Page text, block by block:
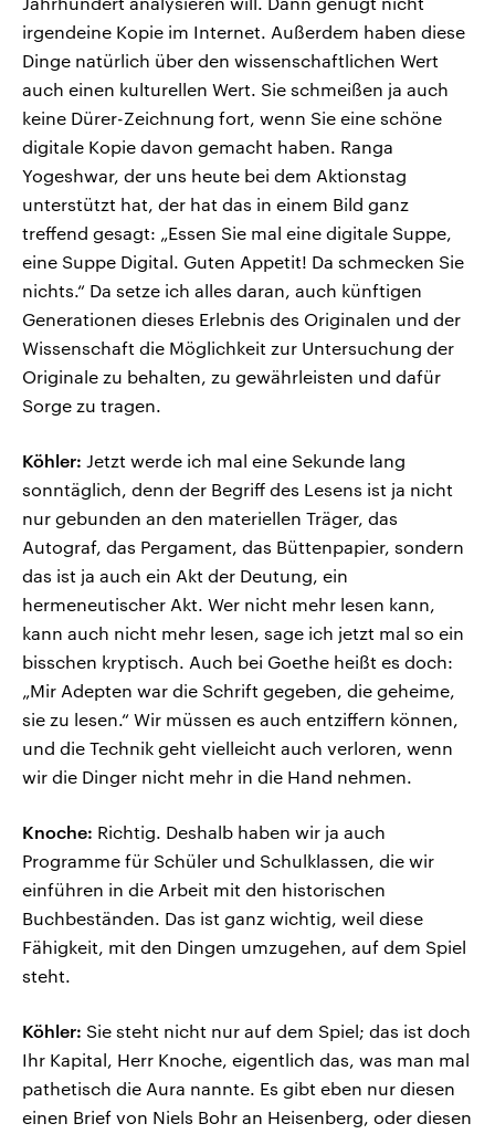
irgendeine Kopie im Internet. Außerdem haben diese
Dinge natürlich über den wissenschaftlichen Wert
auch einen kulturellen Wert. Sie schmeißen ja auch
keine Dürer-Zeichnung fort, wenn Sie eine schöne
digitale Kopie davon gemacht haben. Ranga
Yogeshwar, der uns heute bei dem Aktionstag
unterstützt hat, der hat das in einem Bild ganz
treffend gesagt: „Essen Sie mal eine digitale Suppe,
eine Suppe Digital. Guten Appetit! Da schmecken Sie
nichts.“ Da setze ich alles daran, auch künftigen
Generationen dieses Erlebnis des Originalen und der
Wissenschaft die Möglichkeit zur Untersuchung der
Originale zu behalten, zu gewährleisten und dafür
Sorge zu tragen.
Köhler: Jetzt werde ich mal eine Sekunde lang
sonntäglich, denn der Begriff des Lesens ist ja nicht
nur gebunden an den materiellen Träger, das
Autograf, das Pergament, das Büttenpapier, sondern
das ist ja auch ein Akt der Deutung, ein
hermeneutischer Akt. Wer nicht mehr lesen kann,
kann auch nicht mehr lesen, sage ich jetzt mal so ein
bisschen kryptisch. Auch bei Goethe heißt es doch:
„Mir Adepten war die Schrift gegeben, die geheime,
sie zu lesen.“ Wir müssen es auch entziffern können,
und die Technik geht vielleicht auch verloren, wenn
wir die Dinger nicht mehr in die Hand nehmen.
Knoche: Richtig. Deshalb haben wir ja auch
Programme für Schüler und Schulklassen, die wir
einführen in die Arbeit mit den historischen
Buchbeständen. Das ist ganz wichtig, weil diese
Fähigkeit, mit den Dingen umzugehen, auf dem Spiel
steht.
Köhler: Sie steht nicht nur auf dem Spiel; das ist doch
Ihr Kapital, Herr Knoche, eigentlich das, was man mal
pathetisch die Aura nannte. Es gibt eben nur diesen
einen Brief von Niels Bohr an Heisenberg, oder diesen